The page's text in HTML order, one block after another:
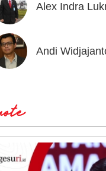
Alex Indra
Andi